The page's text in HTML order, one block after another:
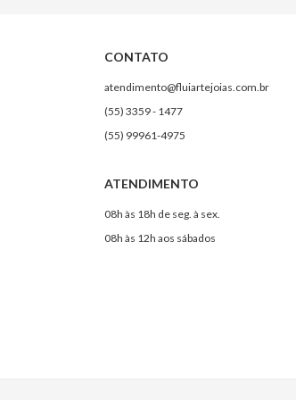
CONTATO
atendimento@fluiartejoias.com.br
(55) 3359 - 1477
(55) 99961-4975
ATENDIMENTO
08h às 18h de seg. à sex.
08h às 12h aos sábados